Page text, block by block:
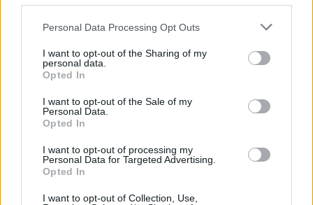
Please note that this website/app uses one or more Google
not limited to your visit or usage behaviour. You may click to
grant or deny consent to Google and its third-party tags to
use your data for below specified purposes in below Google
consent section.
Personal Data Processing Opt Outs
I want to opt-out of the Sharing of my
personal data.
Opted In
I want to opt-out of the Sale of my
Personal Data.
Opted In
I want to opt-out of processing my
Personal Data for Targeted Advertising.
Opted In
I want to opt-out of Collection, Use,
megmutatni úgy, hogy közben az energiánk, és koncentrációnk egy
kívül hagyjuk belső gondolatainkat. Be kell látnunk, hogy ezzel
többszörösen megnehezítjük életünket és haladásunkat.
Tehát
bármennyire is természetesnek tűnhet saját magunk
becsmérlése, fontos hogy megértsük, amíg ezen nem
változtatunk, folyamatos akadályt gördítünk saját sikereink
útjába.
Ahhoz, hogy megállítsuk ezt az önbeteljesítő folyamatot,
először is meg kell ismernünk közelebbről a minősítő, a
teljesítményünket hátráltató mondatokat.
honnan érkeznek, mi célt szolgálnak, és hogy mit kell tennünk ahhoz,